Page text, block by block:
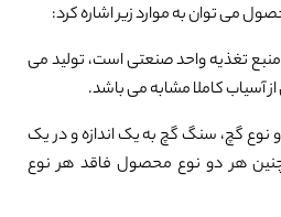
می توان به موارد زیر اشاره کرد:
تغذیه واحد صنعتی است، تولید می
آسیاب کاملا مشابه می باشد.
نوع گچ، سنگ گچ به یک اندازه و در یک
هر دو نوع محصول فاقد هر نوع